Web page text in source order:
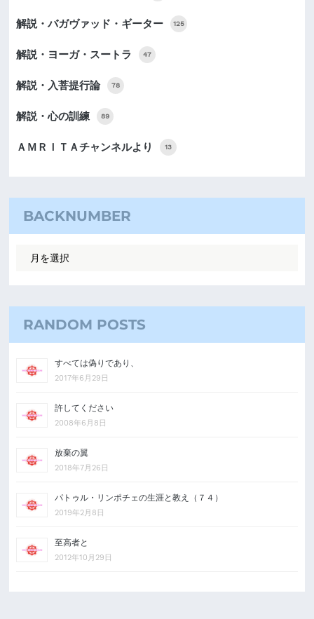
解説・バガヴァッド・ギーター 125
解説・ヨーガ・スートラ 47
解説・入菩提行論 78
解説・心の訓練 89
ＡＭＲＩＴＡチャンネルより 13
BACKNUMBER
RANDOM POSTS
すべては偽りであり、
2017年6月29日
許してください
2008年6月8日
放棄の翼
2018年7月26日
パトゥル・リンポチェの生涯と教え（７４）
2019年2月8日
至高者と
2012年10月29日